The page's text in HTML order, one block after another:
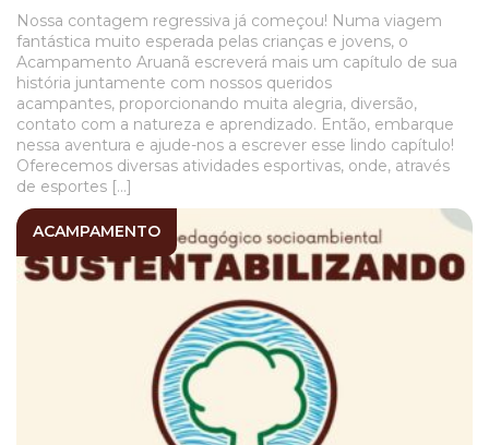
Nossa contagem regressiva já começou! Numa viagem
fantástica muito esperada pelas crianças e jovens, o
Acampamento Aruanã escreverá mais um capítulo de sua
história juntamente com nossos queridos
acampantes, proporcionando muita alegria, diversão,
contato com a natureza e aprendizado. Então, embarque
nessa aventura e ajude-nos a escrever esse lindo capítulo!
Oferecemos diversas atividades esportivas, onde, através
de esportes […]
ACAMPAMENTO